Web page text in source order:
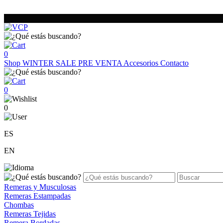
0
Shop WINTER SALE PRE VENTA Accesorios Contacto
0
0
ES
EN
Remeras y Musculosas
Remeras Estampadas
Chombas
Remeras Tejidas